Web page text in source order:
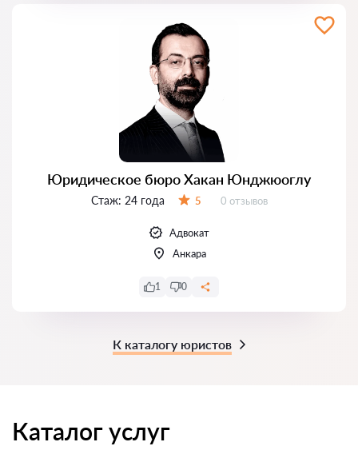
Юридическое бюро Хакан Юнджюоглу
Стаж: 24 года 5 Отзывов:
0 отзывов
Адвокат
Анкара
1 0
К каталогу юристов
Каталог услуг